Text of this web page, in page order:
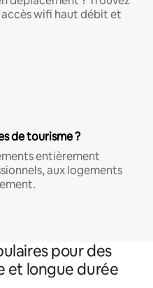
wifi haut débit et
de tourisme ?
entièrement
aux logements
pour des
et longue durée